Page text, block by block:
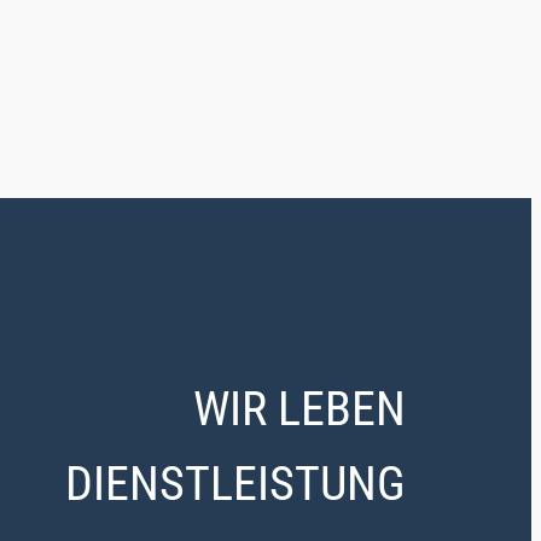
WIR LEBEN
DIENSTLEISTUNG